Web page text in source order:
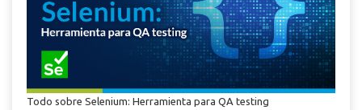
Todo sobre Selenium: Herramienta para QA testing